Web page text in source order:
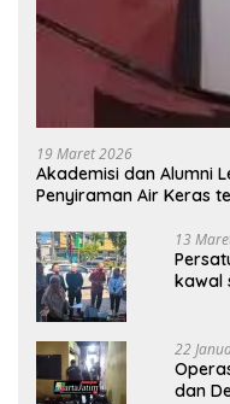
19 Maret 2026
Akademisi dan Alumni
Penyiraman Air Keras
13
kawal
22
dan